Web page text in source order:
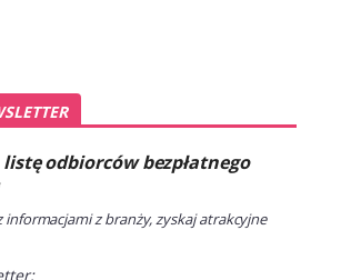
odbiorców bezpłatnego
informacjami z branży, zyskaj atrakcyjne